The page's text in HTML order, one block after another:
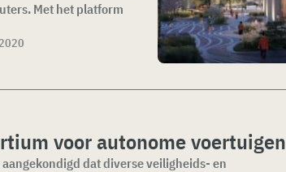
Met het platform
voor autonome voertuigen
dat diverse veiligheids- en